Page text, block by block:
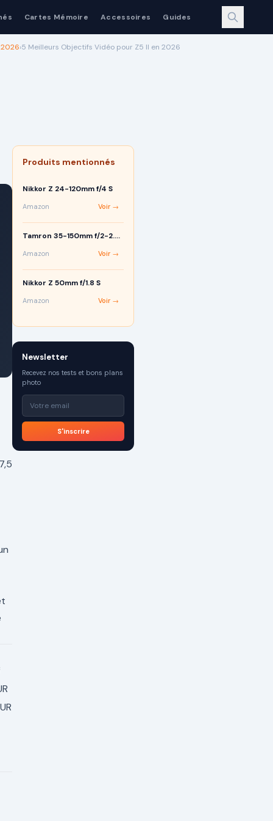
Cartes Mémoire Accessoires Guides
2026›5 Meilleurs Objectifs Vidéo pour Z5 II en 2026
Produits mentionnés
Nikkor Z 24-120mm f/4 S
Amazon Voir →
Tamron 35-150mm f/2-2.8 Di III VXD
Amazon Voir →
Nikkor Z 50mm f/1.8 S
Amazon Voir →
Newsletter
Recevez nos tests et bons plans
photo
S'inscrire